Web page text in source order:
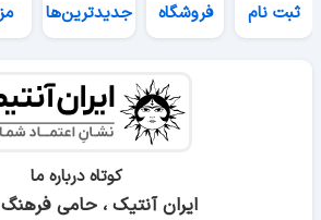
ثبت نام فروشگاه جدیدترین‌ها
کوتاه درباره ما
ایران آنتیک ، حامی